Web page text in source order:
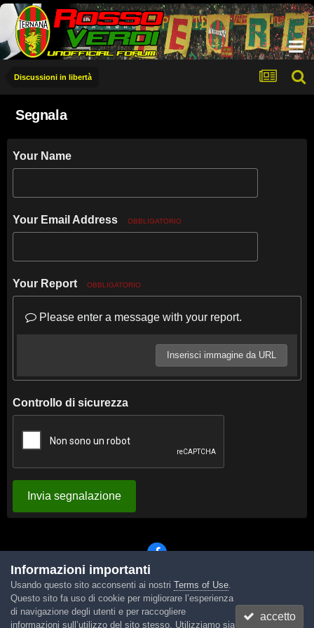
Discussioni in libertà
Segnala
Your Name
Your Email Address OBBLIGATORIO
Your Report OBBLIGATORIO
Please enter a message with your report.
Inserisci immagine da URL
Controllo di sicurezza
Invia segnalazione
Lingua Tema Contattaci Cookies
Powered by Invision Community
Informazioni importanti
Usando questo sito acconsenti ai nostri Terms of Use.
Questo sito fa uso di cookie per migliorare l’esperienza
di navigazione degli utenti e per raccogliere
informazioni sull’utilizzo del sito stesso. Utilizziamo sia
accetto